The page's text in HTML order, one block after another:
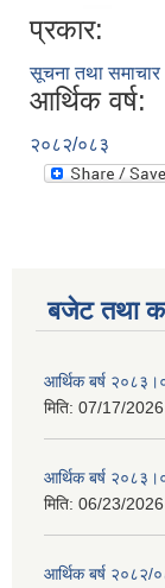
प्रकार:
सूचना तथा समाचार
आर्थिक वर्ष:
२०८२/०८३
बजेट तथा
आर्थिक बर्ष
मिति: 07/17/
आर्थिक बर्ष
मिति: 06/23/
आर्थिक बर्ष २०८२/